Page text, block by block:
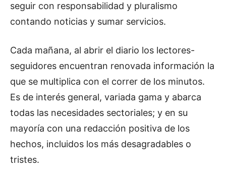
seguir con responsabilidad y pluralismo
contando noticias y sumar servicios.
Cada mañana, al abrir el diario los lectores-
seguidores encuentran renovada información la
que se multiplica con el correr de los minutos.
Es de interés general, variada gama y abarca
todas las necesidades sectoriales; y en su
mayoría con una redacción positiva de los
hechos, incluidos los más desagradables o
tristes.